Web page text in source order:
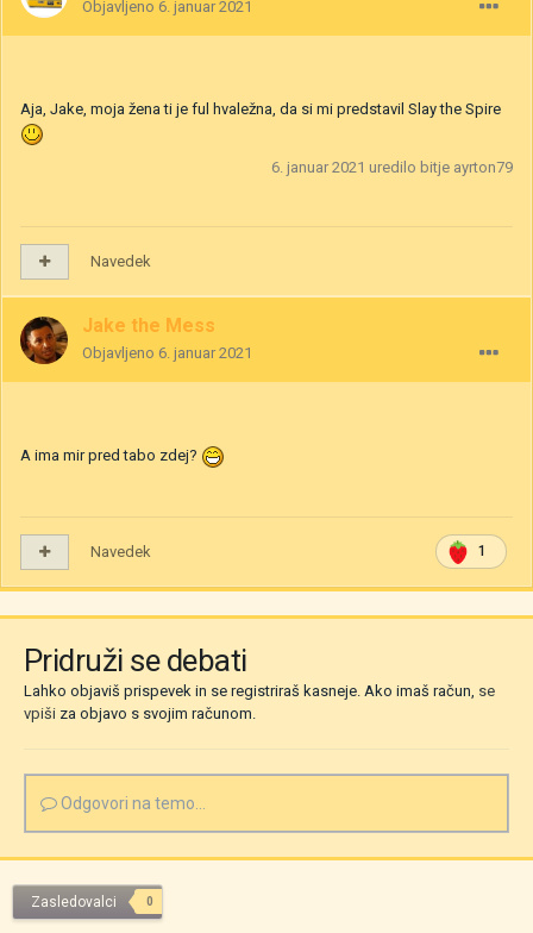
Objavljeno 6. januar 2021
Aja, Jake, moja žena ti je ful hvaležna, da si mi predstavil Slay the Spire
6. januar 2021 uredilo bitje ayrton79
Navedek
Jake the Mess
Objavljeno 6. januar 2021
A ima mir pred tabo zdej?
1
Navedek
Pridruži se debati
Lahko objaviš prispevek in se registriraš kasneje. Ako imaš račun, se
vpiši za objavo s svojim računom.
Odgovori na temo...
Zasledovalci 0